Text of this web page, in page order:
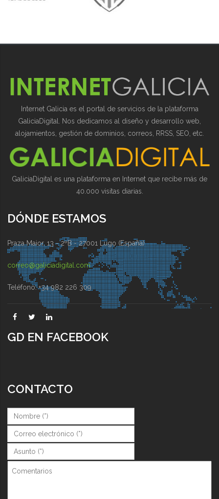
Internet Galicia es el portal de servicios de la plataforma
GaliciaDigital. Nos dedicamos al diseño y desarrollo web,
alojamientos, gestión de dominios, correos, RRSS, SEO, etc.
GaliciaDigital es una plataforma en Internet que recibe más de
40.000 visitas diarias.
DÓNDE ESTAMOS
Praza Maior, 13 - 2ºB - 27001 Lugo (España)
correo@galiciadigital.com
Teléfono: +34 982 226 309
GD EN FACEBOOK
CONTACTO
Nombre (*)*
Correo (*)*
Asunto (*)*
Comentarios